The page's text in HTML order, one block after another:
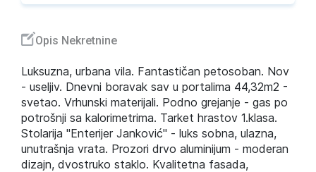
Opis Nekretnine
Luksuzna, urbana vila. Fantastičan petosoban. Nov
- useljiv. Dnevni boravak sav u portalima 44,32m2 -
svetao. Vrhunski materijali. Podno grejanje - gas po
potrošnji sa kalorimetrima. Tarket hrastov 1.klasa.
Stolarija "Enterijer Janković" - luks sobna, ulazna,
unutrašnja vrata. Prozori drvo aluminijum - moderan
dizajn, dvostruko staklo. Kvalitetna fasada,